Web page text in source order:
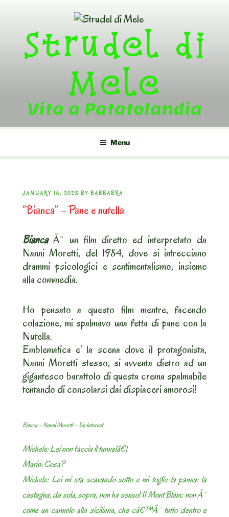
contentStrudel di
Mele
Vita a Patatolandia
Menu
POSTED
ON
JANUARY 16, 2023 BY BABBABRA
“Bianca” – Pane e nutella
BiancaÃ¨ un film diretto ed interpretato da
Nanni Moretti, del 1984, dove si intrecciano
drammi psicologici e sentimentalismo, insieme
alla commedia.
Ho pensato a questo film mentre, facendo
colazione, mi spalmavo una fetta di pane con la
Nutella.
Emblematica e’ la scena dove il protagonista,
Nanni Moretti stesso, si avventa dietro ad un
gigantesco barattolo di questa crema spalmabile
tentando di consolarsi dai dispiaceri amorosi!
Bianca – Nanni Moretti – Da Internet
Michele: Lei non faccia il tunnelâ€¦
Mario: Cosa?
Michele: Lei mi sta scavando sotto e mi toglie la panna: la
castagna, da sola, sopra, non ha senso! Il Mont Blanc non Ã¨
come un cannolo alla siciliana, che câ€™Ã¨ tutto dentro e